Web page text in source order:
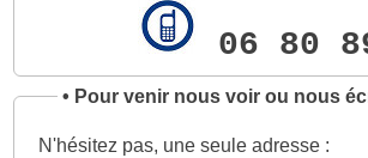
06 80
• Pour venir nous voir ou nous
N'hésitez pas, une seule adresse :